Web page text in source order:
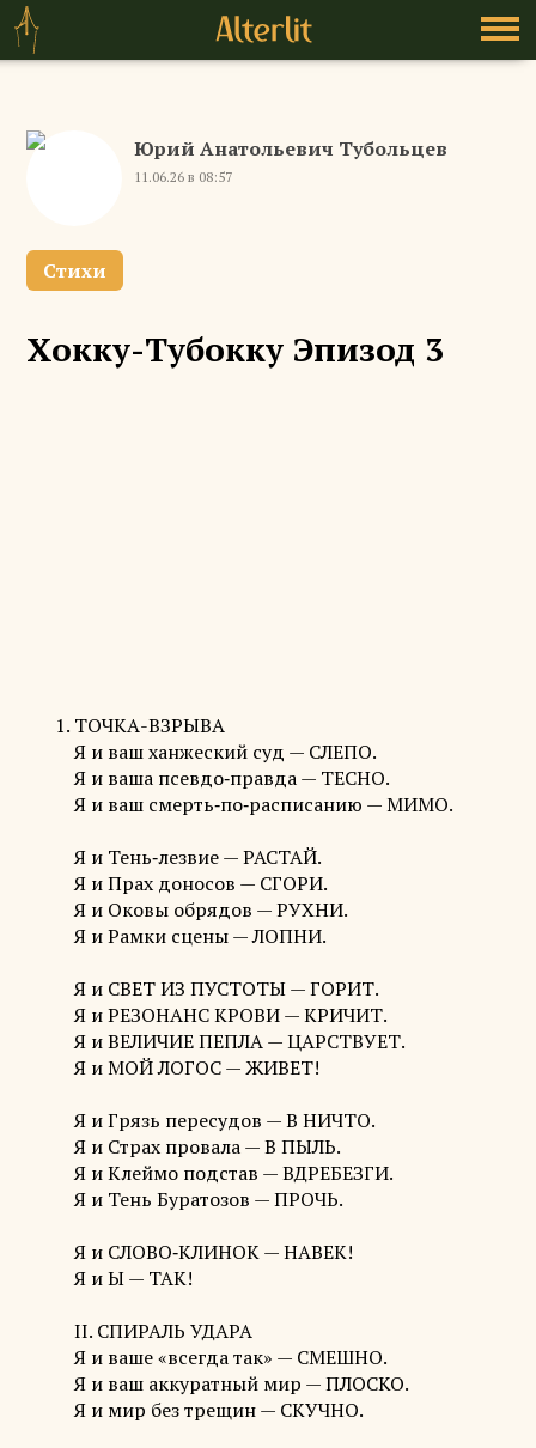
Юрий Анатольевич Тубольцев
11.06.26 в 08:57
Стихи
Хокку-Тубокку Эпизод 3
ТОЧКА-ВЗРЫВА
Я и ваш ханжеский суд — СЛЕПО.
Я и ваша псевдо‑правда — ТЕСНО.
Я и ваш смерть‑по‑расписанию — МИМО.
Я и Тень‑лезвие — РАСТАЙ.
Я и Прах доносов — СГОРИ.
Я и Оковы обрядов — РУХНИ.
Я и Рамки сцены — ЛОПНИ.
Я и СВЕТ ИЗ ПУСТОТЫ — ГОРИТ.
Я и РЕЗОНАНС КРОВИ — КРИЧИТ.
Я и ВЕЛИЧИЕ ПЕПЛА — ЦАРСТВУЕТ.
Я и МОЙ ЛОГОС — ЖИВЕТ!
Я и Грязь пересудов — В НИЧТО.
Я и Страх провала — В ПЫЛЬ.
Я и Клеймо подстав — ВДРЕБЕЗГИ.
Я и Тень Буратозов — ПРОЧЬ.
Я и СЛОВО‑КЛИНОК — НАВЕК!
Я и Ы — ТАК!
II. СПИРАЛЬ УДАРА
Я и ваше «всегда так» — СМЕШНО.
Я и ваш аккуратный мир — ПЛОСКО.
Я и мир без трещин — СКУЧНО.